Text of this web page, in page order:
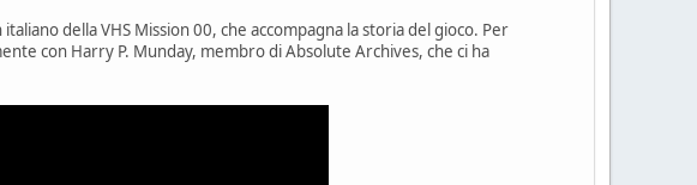
della VHS Mission 00, che accompagna la storia del gioco. Per
con Harry P. Munday, membro di Absolute Archives, che ci ha